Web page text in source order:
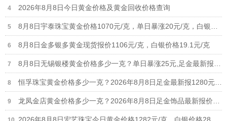
2026年8月8日今日黄金价格及黄金回收价格查询
8月8日金多银多黄金现货报价1106元/克，白银价格19.1元/克